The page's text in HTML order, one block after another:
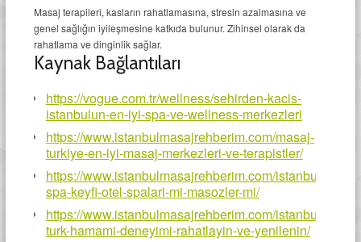
Masaj terapileri, kasların rahatlamasına, stresin azalmasına ve
genel sağlığın iyileşmesine katkıda bulunur. Zihinsel olarak da
rahatlama ve dinginlik sağlar.
Kaynak Bağlantıları
https://vogue.com.tr/wellness/sehirden-kacis-
istanbulun-en-iyi-spa-ve-wellness-merkezleri
https://www.istanbulmasajrehberim.com/masaj-
turkiye-en-iyi-masaj-merkezleri-ve-terapistler/
https://www.istanbulmasajrehberim.com/istanbulda-
spa-keyfi-otel-spalari-mi-masozler-mi/
https://www.istanbulmasajrehberim.com/istanbulda-
turk-hamami-deneyimi-rahatlayin-ve-yenilenin/